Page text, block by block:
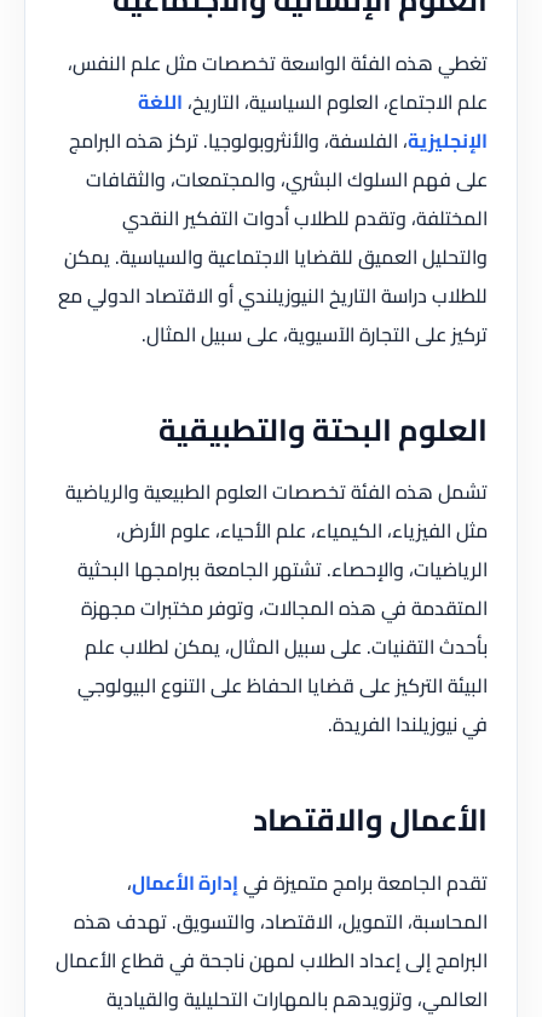
تغطي هذه الفئة الواسعة تخصصات مثل علم النفس،
علم الاجتماع، العلوم السياسية، التاريخ،اللغة
الإنجليزية، الفلسفة، والأنثروبولوجيا. تركز هذه البرامج
على فهم السلوك البشري، والمجتمعات، والثقافات
المختلفة، وتقدم للطلاب أدوات التفكير النقدي
والتحليل العميق للقضايا الاجتماعية والسياسية. يمكن
للطلاب دراسة التاريخ النيوزيلندي أو الاقتصاد الدولي مع
تركيز على التجارة الآسيوية، على سبيل المثال.
العلوم البحتة والتطبيقية
تشمل هذه الفئة تخصصات العلوم الطبيعية والرياضية
مثل الفيزياء، الكيمياء، علم الأحياء، علوم الأرض،
الرياضيات، والإحصاء. تشتهر الجامعة ببرامجها البحثية
المتقدمة في هذه المجالات، وتوفر مختبرات مجهزة
بأحدث التقنيات. على سبيل المثال، يمكن لطلاب علم
البيئة التركيز على قضايا الحفاظ على التنوع البيولوجي
في نيوزيلندا الفريدة.
الأعمال والاقتصاد
تقدم الجامعة برامج متميزة فيإدارة الأعمال،
المحاسبة، التمويل، الاقتصاد، والتسويق. تهدف هذه
البرامج إلى إعداد الطلاب لمهن ناجحة في قطاع الأعمال
العالمي، وتزويدهم بالمهارات التحليلية والقيادية